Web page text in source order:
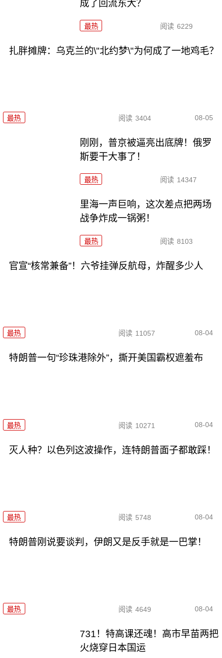
成了回流东大？
最热 阅读 6229
扎胖摊牌：乌克兰的\"北约梦\"为何成了一地鸡毛？
最热 阅读 3404 08-05
刚刚，普京被逼亮出底牌！俄罗
斯要干大事了！
最热 阅读 14347
里海一声巨响，这次差点把两场
战争炸成一锅粥！
最热 阅读 8103
官宣“核常兼备”！六爷挂弹反航母，炸醒多少人
最热 阅读 11057 08-04
特朗普一句“珍珠港除外”，撕开美国霸权遮羞布
最热 阅读 10271 08-04
灭人种？以色列这波操作，连特朗普面子都敢踩！
最热 阅读 5748 08-04
特朗普刚说要谈判，伊朗又是反手就是一巴掌！
最热 阅读 4649 08-04
731！特高课还魂！高市早苗两把
火烧穿日本国运